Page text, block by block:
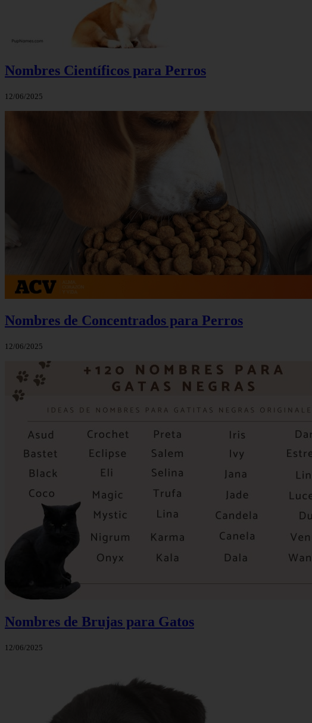
Nombres Científicos para Perros
12/06/2025
Nombres de Concentrados para Perros
12/06/2025
Nombres de Brujas para Gatos
12/06/2025